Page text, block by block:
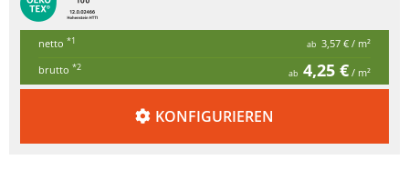
netto *1 ab 3,57 € / m²
brutto *2
ab 4,25 € / m²
KONFIGURIEREN